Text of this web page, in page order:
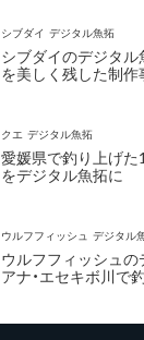
シブダイ デジタル魚拓
シブダイのデジタ
を美しく残した制作
クエ デジタル魚拓
愛媛県で釣り上げた
をデジタル魚拓に
ウルフフィッシュ デジタル
ウルフフィッシュ
アナ・エセキボ川で